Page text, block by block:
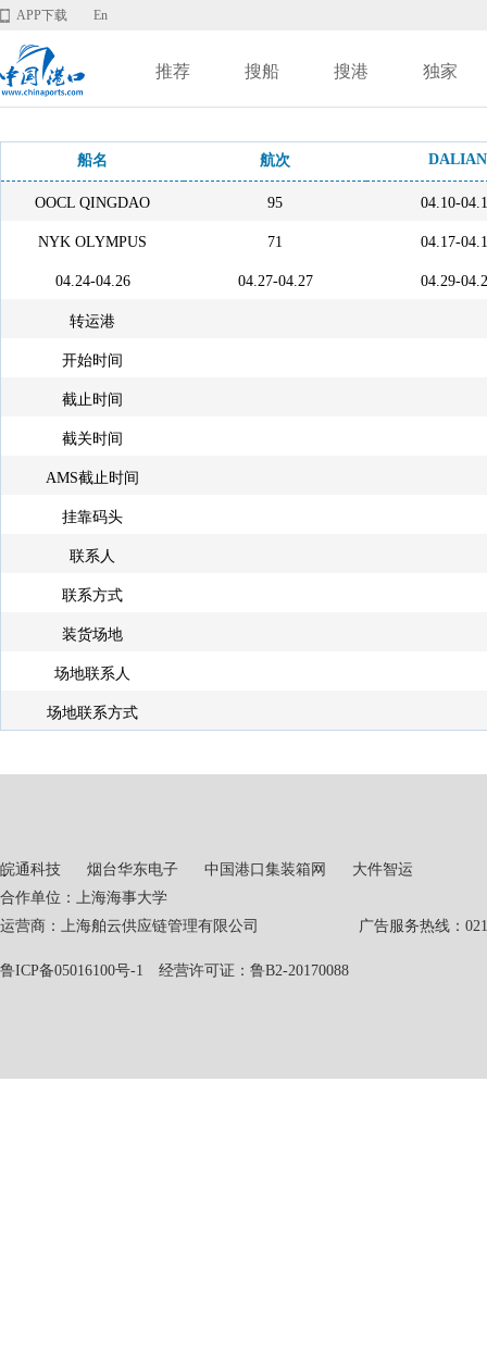
APP下载 En
推荐 搜船 搜港 独家
船名 航次 DALIAN
OOCL QINGDAO 95 04.10-
NYK OLYMPUS 71 04.17-
04.24-04.26 04.27-04.27 04.29-
转运港
开始时间
截止时间
截关时间
AMS截止时间
挂靠码头
联系人
联系方式
装货场地
场地联系人
场地联系方式
皖通科技 烟台华东电子 中国港口集装箱网
大件智运
合作单位：上海海事大学
运营商：上海舶云供应链管理有限公司 广告服务热线：021-
鲁ICP备05016100号-1 经营许可证：鲁B2-20170088